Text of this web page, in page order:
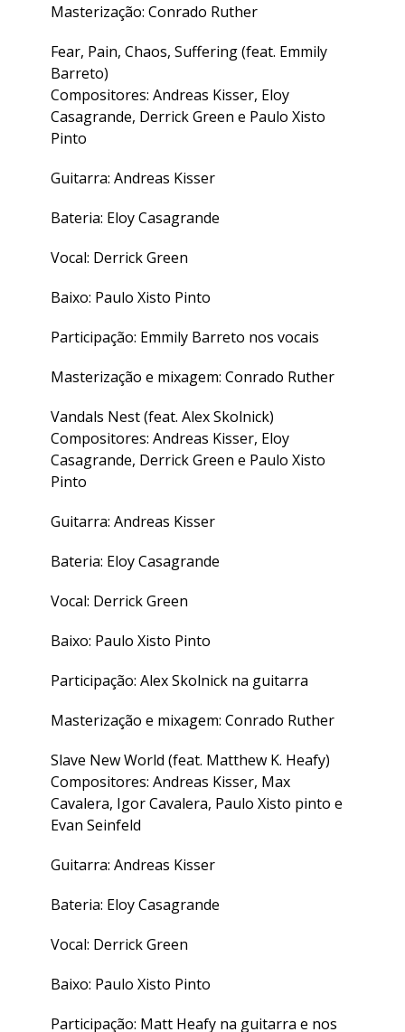
Masterização: Conrado Ruther
Fear, Pain, Chaos, Suffering (feat. Emmily
Barreto)
Compositores: Andreas Kisser, Eloy
Casagrande, Derrick Green e Paulo Xisto
Pinto
Guitarra: Andreas Kisser
Bateria: Eloy Casagrande
Vocal: Derrick Green
Baixo: Paulo Xisto Pinto
Participação: Emmily Barreto nos vocais
Masterização e mixagem: Conrado Ruther
Vandals Nest (feat. Alex Skolnick)
Compositores: Andreas Kisser, Eloy
Casagrande, Derrick Green e Paulo Xisto
Pinto
Guitarra: Andreas Kisser
Bateria: Eloy Casagrande
Vocal: Derrick Green
Baixo: Paulo Xisto Pinto
Participação: Alex Skolnick na guitarra
Masterização e mixagem: Conrado Ruther
Slave New World (feat. Matthew K. Heafy)
Compositores: Andreas Kisser, Max
Cavalera, Igor Cavalera, Paulo Xisto pinto e
Evan Seinfeld
Guitarra: Andreas Kisser
Bateria: Eloy Casagrande
Vocal: Derrick Green
Baixo: Paulo Xisto Pinto
Participação: Matt Heafy na guitarra e nos